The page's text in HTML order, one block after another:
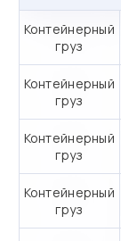
Контейнерный
груз
Контейнерный
груз
Контейнерный
груз
Контейнерный
груз